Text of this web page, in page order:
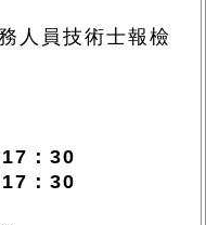
人員技術士報檢
： 30
： 30